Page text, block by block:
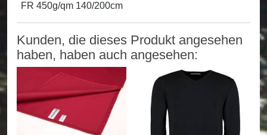
FR 450g/qm 140/200cm
Kunden, die dieses Produkt angesehen
haben, haben auch angesehen: